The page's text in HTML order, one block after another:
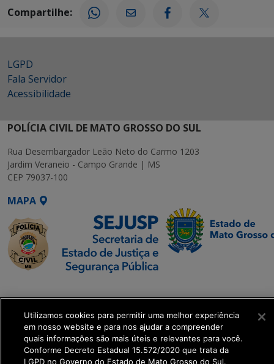
Compartilhe:
LGPD
Fala Servidor
Acessibilidade
POLÍCIA CIVIL DE MATO GROSSO DO SUL
Rua Desembargador Leão Neto do Carmo 1203
Jardim Veraneio - Campo Grande | MS
CEP 79037-100
MAPA
Executiva de
Transformação Digital
get_footer();
Utilizamos cookies para permitir uma melhor experiência
em nosso website e para nos ajudar a compreender
quais informações são mais úteis e relevantes para você.
Conforme Decreto Estadual 15.572/2020 que trata da
LGPD no Governo do Estado de Mato Grosso do Sul.